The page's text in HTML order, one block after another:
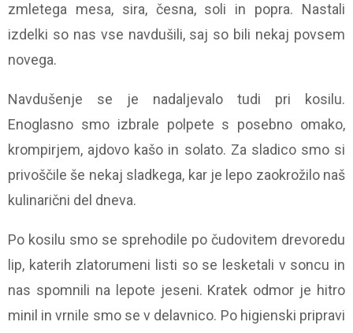
zmletega mesa, sira, česna, soli in popra. Nastali
izdelki so nas vse navdušili, saj so bili nekaj povsem
novega.
Navdušenje se je nadaljevalo tudi pri kosilu.
Enoglasno smo izbrale polpete s posebno omako,
krompirjem, ajdovo kašo in solato. Za sladico smo si
privoščile še nekaj sladkega, kar je lepo zaokrožilo naš
kulinarični del dneva.
Po kosilu smo se sprehodile po čudovitem drevoredu
lip, katerih zlatorumeni listi so se lesketali v soncu in
nas spomnili na lepote jeseni. Kratek odmor je hitro
minil in vrnile smo se v delavnico. Po higienski pripravi